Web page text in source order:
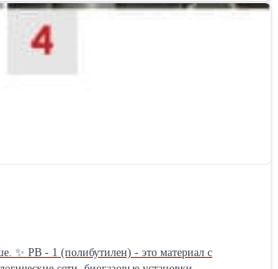
фd W H≈ Приблиз. вес, кг 4,0 15 10 130 95 65 4-
50 38.1 250 160 125 4-ф18 180 282 18 65 50.8
19.1 160 135 100 4-ф18 125 211 7.9 32 24 180
125 211 11 25 24 210 135 100 4-ф18 160 238